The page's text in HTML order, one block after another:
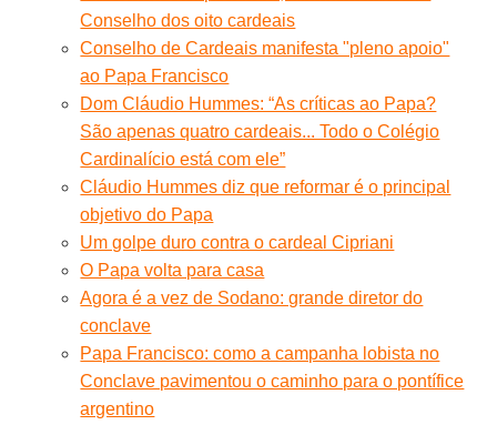
Conselho dos oito cardeais
Conselho de Cardeais manifesta "pleno apoio"
ao Papa Francisco
Dom Cláudio Hummes: “As críticas ao Papa?
São apenas quatro cardeais... Todo o Colégio
Cardinalício está com ele”
Cláudio Hummes diz que reformar é o principal
objetivo do Papa
Um golpe duro contra o cardeal Cipriani
O Papa volta para casa
Agora é a vez de Sodano: grande diretor do
conclave
Papa Francisco: como a campanha lobista no
Conclave pavimentou o caminho para o pontífice
argentino